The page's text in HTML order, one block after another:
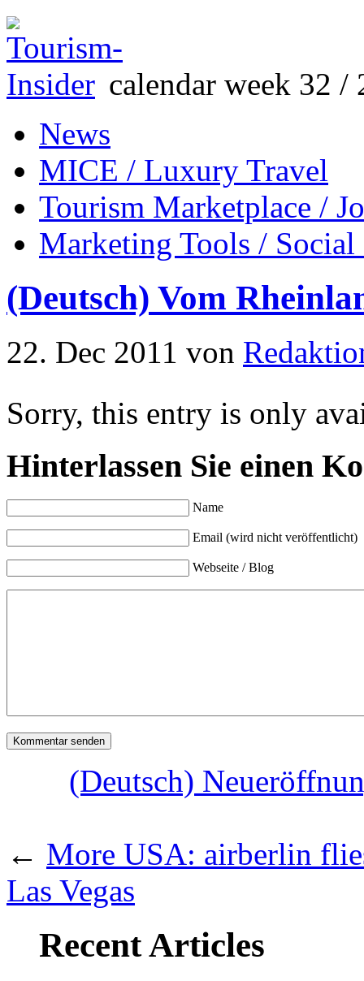
calendar week 32 /
News
MICE / Luxury Travel
Tourism Marketplace /
Marketing Tools /
(Deutsch) Vom
22. Dec 2011 von
Sorry, this entry is only
Hinterlassen Sie einen
Name
Email (wird nicht veröffentlicht)
Webseite / Blog
(Deutsch)
← More USA: airberlin
Las Vegas
Recent Articles